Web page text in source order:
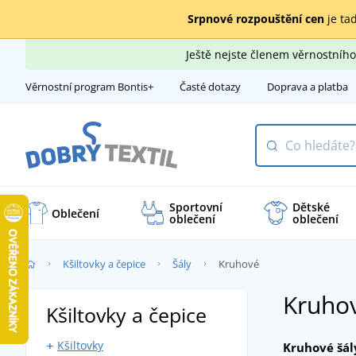
Srpnové rozpouštění cenje
Ještě nejste členem
Věrnostní program Bontis+ Časté dotazy Doprava a platba
Oblečení Sportovní
oblečení
Dětské
oblečení
Kšiltovky a čepice Šály Kruhové
Kruhové
Kšiltovky a čepice
Kšiltovky